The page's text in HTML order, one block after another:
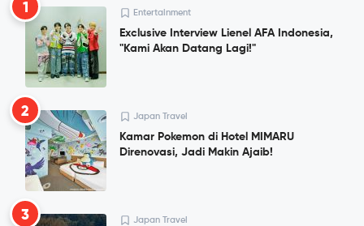
1 Entertainment
Exclusive Interview Lienel AFA Indonesia,
"Kami Akan Datang Lagi!"
2 Japan Travel
Kamar Pokemon di Hotel MIMARU
Direnovasi, Jadi Makin Ajaib!
3 Japan Travel